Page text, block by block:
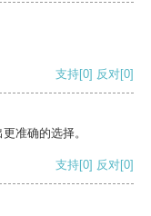
支持[0] 反对[0]
准确的选择。
支持[0] 反对[0]